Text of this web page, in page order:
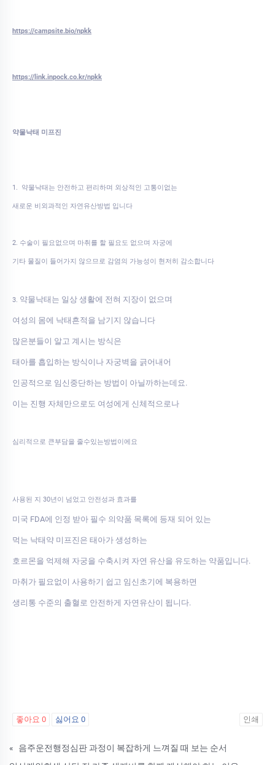
https://campsite.bio/npkk
https://link.inpock.co.kr/npkk
약물낙태 미프진
1. 약물낙태는 안전하고 편리하며 외상적인 고통이없는
새로운 비외과적인 자연유산방법 입니다
2. 수술이 필요없으며 마취를 할 필요도 없으며 자궁에
기타 물질이 들어가지 않으므로 감염의 가능성이 현저히 감소합니다
3. 약물낙태는 일상 생활에 전혀 지장이 없으며
여성의 몸에 낙태흔적을 남기지 않습니다
많은분들이 알고 계시는 방식은
태아를 흡입하는 방식이나 자궁벽을 긁어내어
인공적으로 임신중단하는 방법이 아닐까하는데요.
이는 진행 자체만으로도 여성에게 신체적으로나
심리적으로 큰부담을 줄수있는방법이에요
사용된 지 30년이 넘었고 안전성과 효과를
미국 FDA에 인정 받아 필수 의약품 목록에 등재 되어 있는
먹는 낙태약 미프진은 태아가 생성하는
호르몬을 억제해 자궁을 수축시켜 자연 유산을 유도하는 약품입니다.
마취가 필요없이 사용하기 쉽고 임신초기에 복용하면
생리통 수준의 출혈로 안전하게 자연유산이 됩니다.
좋아요 0 싫어요 0 인쇄
«
음주운전행정심판 과정이 복잡하게 느껴질 때 보는 순서